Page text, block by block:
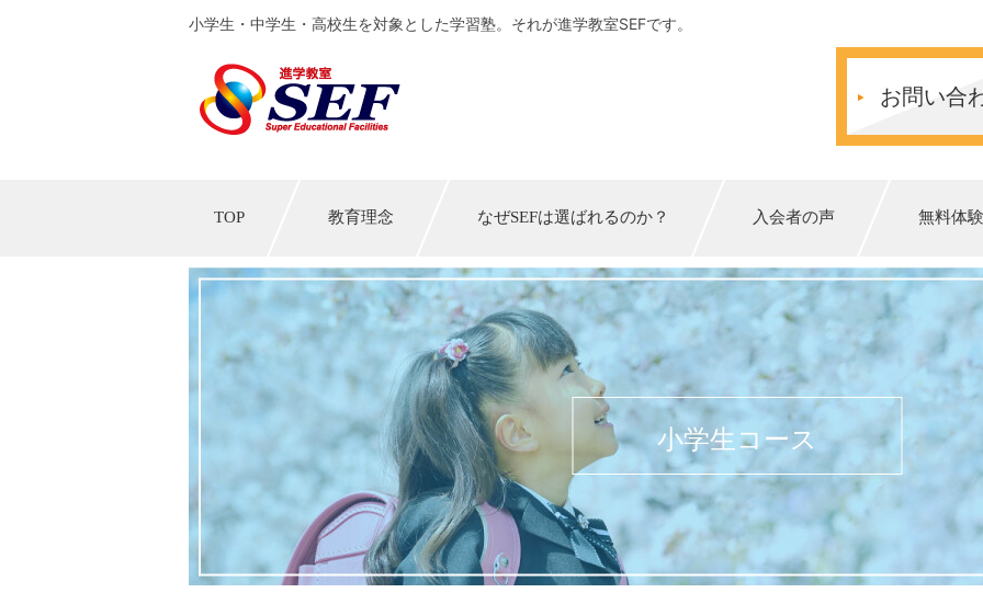
小学生・中学生・高校生を対象とした学習塾。それが進学教室SEFです。
お問い合
TOP 教育理念 なぜSEFは選ばれるのか？ 入会者の声 無料体験
小学生コース